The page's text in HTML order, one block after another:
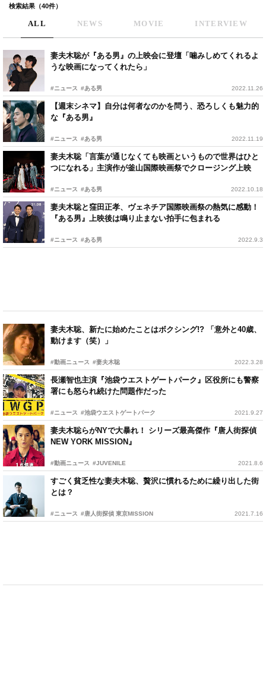
検索結果（40件）
ALL NEWS MOVIE INTERVIEW
妻夫木聡が『ある男』の上映会に登壇「噛みしめてくれるよ
うな映画になってくれたら」
#ニュース #ある男 2022.11.26
【週末シネマ】自分は何者なのかを問う、恐ろしくも魅力的
な『ある男』
#ニュース #ある男 2022.11.19
妻夫木聡「言葉が通じなくても映画というもので世界はひと
つになれる」主演作が釜山国際映画祭でクロージング上映
#ニュース #ある男 2022.10.18
妻夫木聡と窪田正孝、ヴェネチア国際映画祭の熱気に感動！
『ある男』上映後は鳴り止まない拍手に包まれる
#ニュース #ある男 2022.9.3
妻夫木聡、新たに始めたことはボクシング!? 「意外と40歳、
動けます（笑）」
#動画ニュース #妻夫木聡 2022.3.28
長瀬智也主演『池袋ウエストゲートパーク』区役所にも警察
署にも怒られ続けた問題作だった
#ニュース #池袋ウエストゲートパーク 2021.9.27
妻夫木聡らがNYで大暴れ！ シリーズ最高傑作『唐人街探偵
NEW YORK MISSION』
#動画ニュース #JUVENILE 2021.8.6
すごく貧乏性な妻夫木聡、贅沢に慣れるために繰り出した街
とは？
#ニュース #唐人街探偵 東京MISSION 2021.7.16